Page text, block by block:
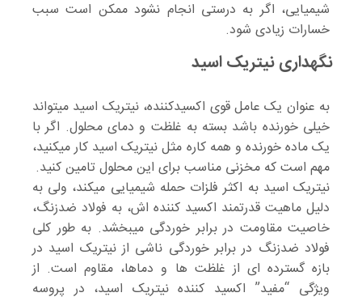
شیمیایی، اگر به درستی انجام نشود ممکن است سبب
خسارات زیادی شود.
نگهداری نیتریک اسید
به عنوان یک عامل قوی اکسیدکننده، نیتریک اسید میتواند
خیلی خورنده باشد بسته به غلظت و دمای محلول. اگر با
یک ماده خورنده و همه کاره مثل نیتریک اسید کار میکنید،
مهم است که مخزنی مناسب برای این محلول تامین کنید.
نیتریک اسید به اکثر فلزات حمله شیمیایی میکند، ولی به
دلیل ماهیت قدرتمند اکسید کننده اش، به فولاد ضدزنگ،
خاصیت مقاومت در برابر خوردگی میبخشد. به طور کلی
فولاد ضدزنگ در برابر خوردگی ناشی از نیتریک اسید در
بازه گسترده ای از غلظت ها و دماها، مقاوم است. از
ویژگی “مفید” اکسید کننده نیتریک اسید، در پروسه